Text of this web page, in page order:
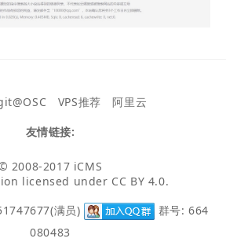
VPS推荐
阿里云
友情链接:
2008-2017 iCMS
licensed under CC BY 4.0.
满员)
群号: 664
080483